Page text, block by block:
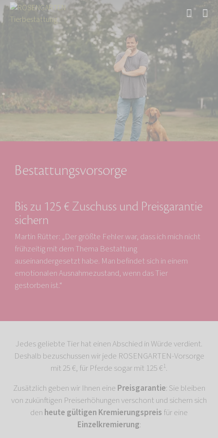
Bestattungsvorsorge
Bis zu 125 € Zuschuss und Preisgarantie
sichern
Martin Rütter: „Der größte Fehler war, dass ich mich nicht
frühzeitig mit dem Thema Bestattung
auseinandergesetzt habe. Man befindet sich in einem
emotionalen Ausnahmezustand, wenn das Tier
gestorben ist.“
Jedes geliebte Tier hat einen Abschied in Würde verdient.
Deshalb bezuschussen wir jede ROSENGARTEN-Vorsorge
mit 25 €, für Pferde sogar mit 125 €1.
Zusätzlich geben wir Ihnen eine Preisgarantie: Sie bleiben
von zukünftigen Preiserhöhungen verschont und sichern sich
den heute gültigen Kremierungspreis für eine
Einzelkremierung: